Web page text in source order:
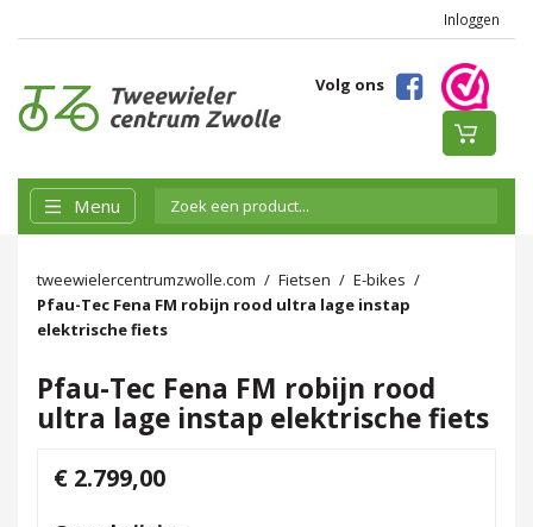
Inloggen
Volg ons
Menu
tweewielercentrumzwolle.com Fietsen
E-bikes
Pfau-Tec Fena FM robijn rood ultra lage instap
elektrische fiets
Pfau-Tec Fena FM robijn rood
ultra lage instap elektrische fiets
€ 2.799,00